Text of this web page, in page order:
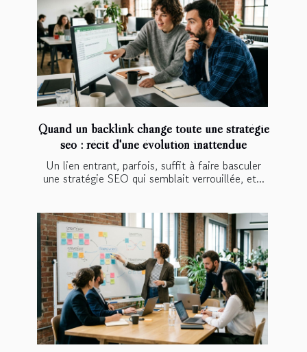
Quand un backlink change toute une stratégie
seo : récit d'une évolution inattendue
Un lien entrant, parfois, suffit à faire basculer
une stratégie SEO qui semblait verrouillée, et...